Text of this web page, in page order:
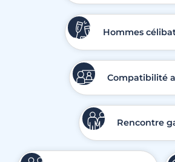
3 minutes
Rencontre à Garches
Hommes
Compatibilité
Rencontre